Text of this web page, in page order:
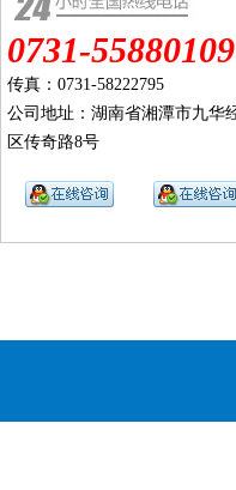
0731-55880109
传真：0731-58222795
公司地址：湖南省湘潭市九华
区传奇路8号